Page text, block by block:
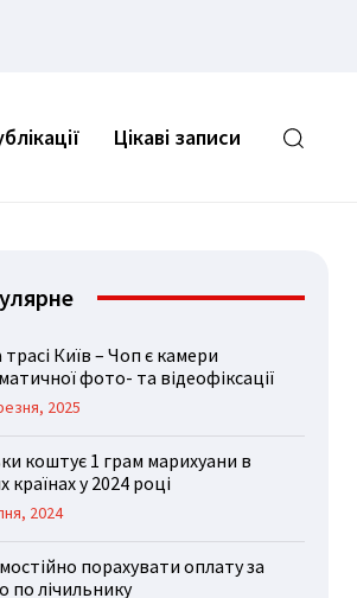
Цікаві записи
Київ – Чоп є камери
фото- та відеофіксації
2025
коштує 1 грам марихуани в
країнах у 2024 році
2024
порахувати оплату за
по лічильнику